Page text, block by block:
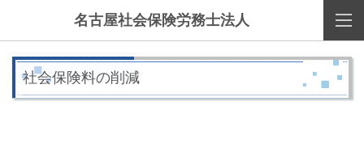
名古屋社会保険労務士法人
社会保険料の削減